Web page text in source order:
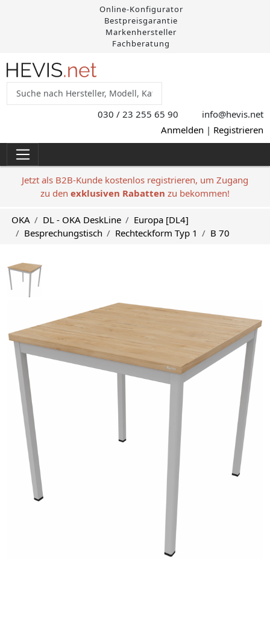
Online-Konfigurator
Bestpreisgarantie
Markenhersteller
Fachberatung
030 / 23 255 65 90 info@hevis.net
Anmelden | Registrieren
Jetzt als B2B-Kunde kostenlos registrieren, um Zugang
zu den exklusiven Rabatten zu bekommen!
OKA DL - OKA DeskLine
Europa [DL4]
Besprechungstisch
Rechteckform Typ 1 B 70